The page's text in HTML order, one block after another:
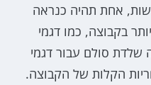
אחת תהיה כנראה
בקבוצה, כמו דגמי
שלדת סולם עבור דגמי
הקלות של הקבוצה.